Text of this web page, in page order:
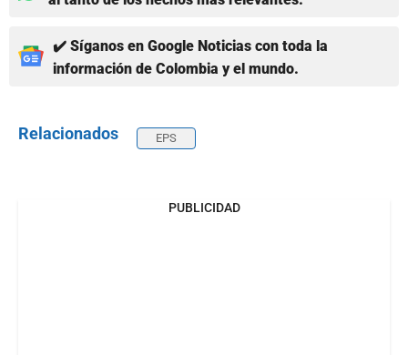
✔️ Síganos en Google Noticias con toda la
información de Colombia y el mundo.
Relacionados EPS
PUBLICIDAD